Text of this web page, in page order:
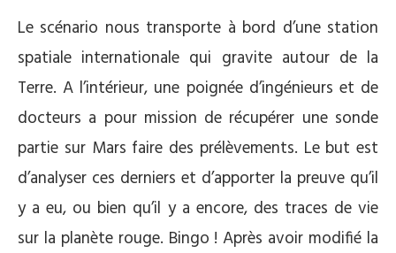
Le scénario nous transporte à bord d’une station
spatiale internationale qui gravite autour de la
Terre. A l’intérieur, une poignée d’ingénieurs et de
docteurs a pour mission de récupérer une sonde
partie sur Mars faire des prélèvements. Le but est
d’analyser ces derniers et d’apporter la preuve qu’il
y a eu, ou bien qu’il y a encore, des traces de vie
sur la planète rouge. Bingo ! Après avoir modifié la